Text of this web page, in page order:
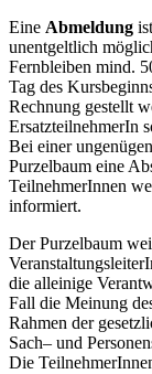
Eine Abmeldung
unentgeltlich
Fernbleiben mind.
Tag des
Rechnung gestellt
ErsatzteilnehmerIn
Bei einer
Purzelbaum eine
TeilnehmerInnen
informiert.
Der Purzelbaum
die alleinige
Fall die Meinung
Rahmen der
Sach– und
Die